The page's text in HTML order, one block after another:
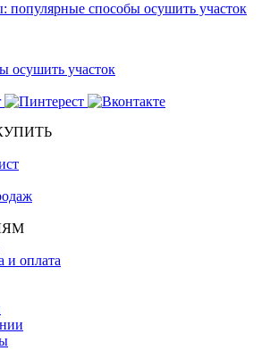
популярные способы осушить участок
осушить участок
и оплата